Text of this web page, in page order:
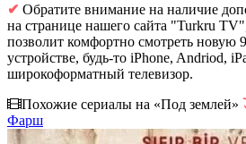
✔ Обратите внимание на наличие
на странице нашего сайта "Turkru
позволит комфортно смотреть новую
устройстве, будь-то iPhone, Andriod,
широкоформатный телевизор.
Похожие сериалы на «Под землей»
Фарш